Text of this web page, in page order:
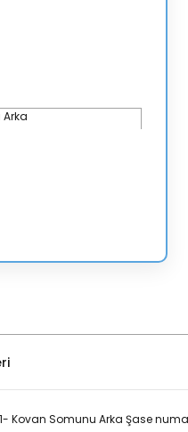
01- Kovan Somunu Arka Şase